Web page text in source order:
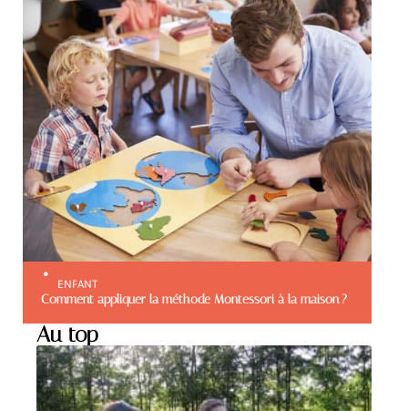
ENFANT
Comment appliquer la méthode Montessori à la maison ?
Au top